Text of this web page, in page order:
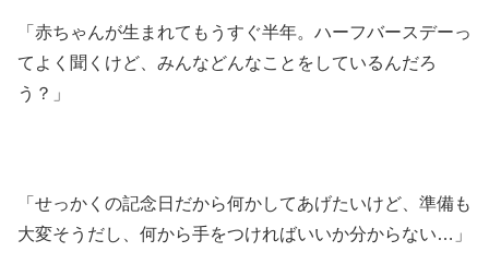
「赤ちゃんが生まれてもうすぐ半年。ハーフバースデーっ
てよく聞くけど、みんなどんなことをしているんだろ
う？」
「せっかくの記念日だから何かしてあげたいけど、準備も
大変そうだし、何から手をつければいいか分からない…」